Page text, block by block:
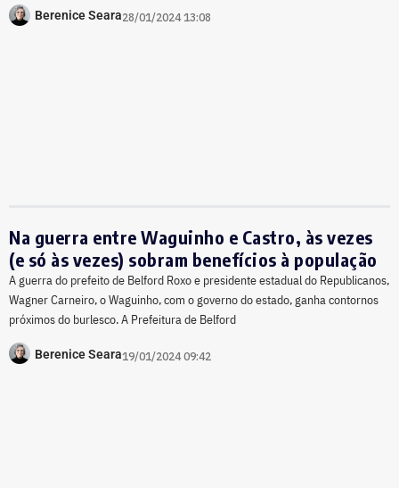
Berenice Seara28/01/2024 13:08
Na guerra entre Waguinho e Castro, às vezes
(e só às vezes) sobram benefícios à população
A guerra do prefeito de Belford Roxo e presidente estadual do Republicanos,
Wagner Carneiro, o Waguinho, com o governo do estado, ganha contornos
próximos do burlesco. A Prefeitura de Belford
Berenice Seara19/01/2024 09:42